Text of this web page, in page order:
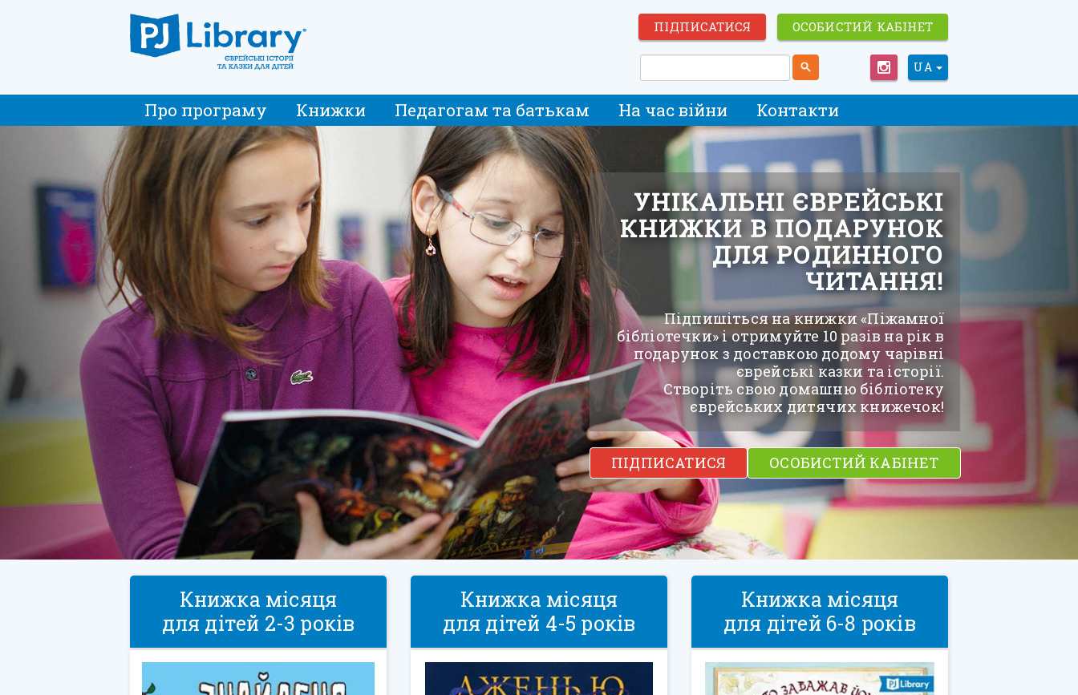
ПІДПИСАТИСЯ ОСОБИСТИЙ КАБІНЕТ
UA
Про програму Книжки Педагогам та батькам На час війни Контакти
УНІКАЛЬНІ ЄВРЕЙСЬКІ
КНИЖКИ В ПОДАРУНОК
ДЛЯ РОДИННОГО
ЧИТАННЯ!
Підпишіться на книжки «Піжамної
бібліотечки» і отримуйте 10 разів на рік в
подарунок з доставкою додому чарівні
єврейські казки та історії.
Створіть свою домашню бібліотеку
єврейських дитячих книжечок!
ПІДПИСАТИСЯ ОСОБИСТИЙ КАБІНЕТ
Книжка місяця
для дітей 2-3 років
Книжка місяця
для дітей 4-5 років
Книжка місяця
для дітей 6-8 років